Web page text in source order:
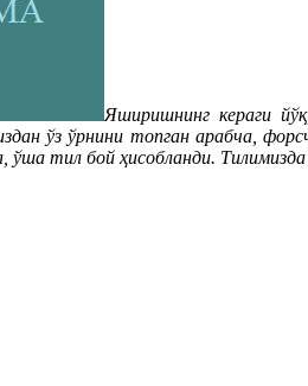
Яширишнинг кераги
ўз ўрнини топган арабча,
тил бой ҳисобланди. Тилимизда